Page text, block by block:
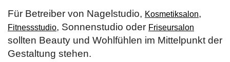
Für Betreiber von Nagelstudio, Kosmetiksalon,
Fitnessstudio, Sonnenstudio oder Friseursalon
sollten Beauty und Wohlfühlen im Mittelpunkt der
Gestaltung stehen.